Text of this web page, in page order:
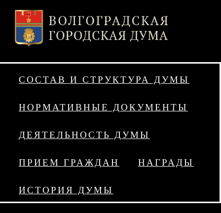
СОСТАВ И СТРУКТУРА ДУМЫ
НОРМАТИВНЫЕ ДОКУМЕНТЫ
ДЕЯТЕЛЬНОСТЬ ДУМЫ
ПРИЕМ ГРАЖДАН НАГРАДЫ
ИСТОРИЯ ДУМЫ